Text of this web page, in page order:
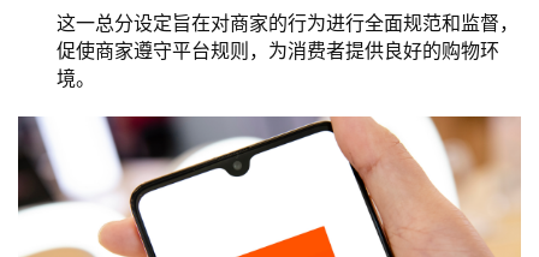
这一总分设定旨在对商家的行为进行全面规范和监督，
促使商家遵守平台规则，为消费者提供良好的购物环
境。